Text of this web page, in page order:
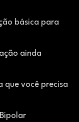
básica para
ainda
que você precisa